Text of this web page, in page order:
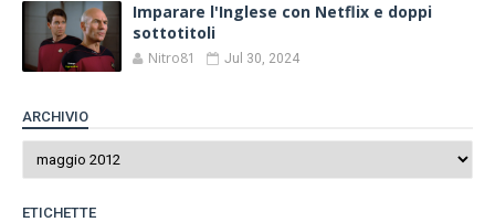
Imparare l'Inglese con Netflix e doppi
sottotitoli
Nitro81 Jul 30, 2024
ARCHIVIO
ETICHETTE